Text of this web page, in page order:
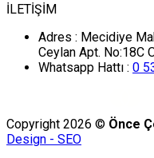
İLETİŞİM
Adres : Mecidiye
Ceylan Apt. No:18C
Whatsapp Hattı : 0
Copyright 2026 © Önce
Design - SEO